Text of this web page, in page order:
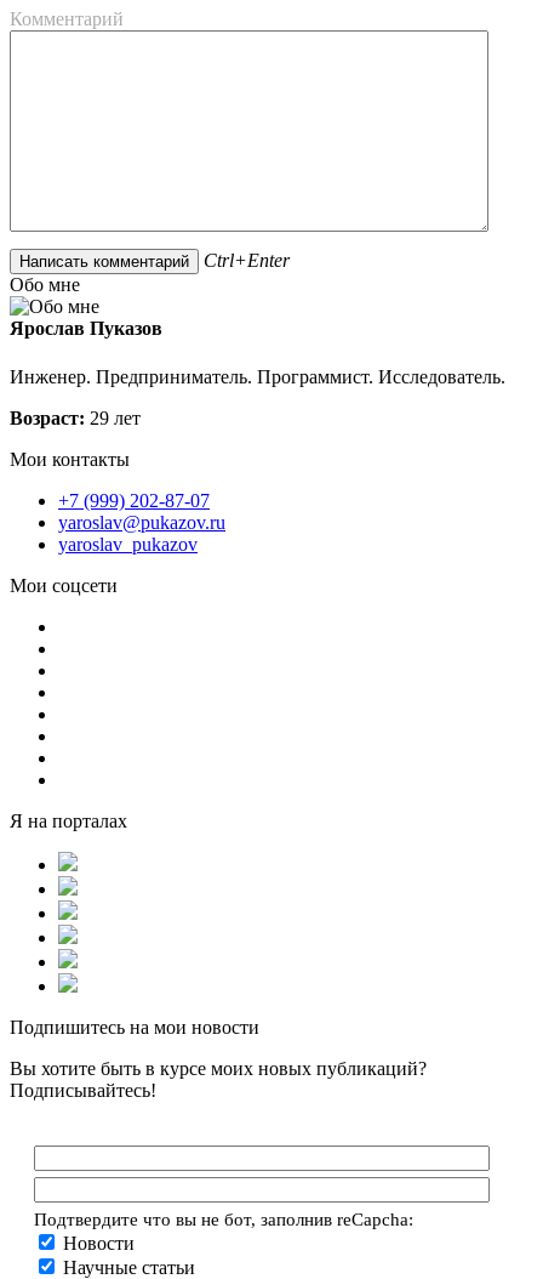
Комментарий
Ctrl+Enter
Обо мне
Ярослав Пуказов
Инженер. Предприниматель. Программист. Исследователь.
Возраст: 29 лет
Мои контакты
+7 (999) 202-87-07
yaroslav@pukazov.ru
yaroslav_pukazov
Мои соцсети
Я на порталах
Подпишитесь на мои новости
Вы хотите быть в курсе моих новых публикаций?
Подписывайтесь!
Подтвердите что вы не бот, заполнив reCapcha:
Новости
Научные статьи